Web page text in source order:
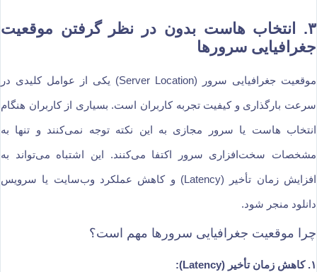
۳.
انتخاب هاست بدون در نظر گرفتن موقعیت
جغرافیایی سرورها
موقعیت جغرافیایی سرور (Server Location) یکی از عوامل کلیدی در
سرعت بارگذاری و کیفیت تجربه کاربران است. بسیاری از کاربران هنگام
انتخاب هاست یا سرور مجازی به این نکته توجه نمی‌کنند و تنها به
مشخصات سخت‌افزاری سرور اکتفا می‌کنند. این اشتباه می‌تواند به
افزایش زمان تأخیر (Latency) و کاهش عملکرد وب‌سایت یا سرویس
دانلود منجر شود.
چرا موقعیت جغرافیایی سرورها مهم است؟
۱. کاهش زمان تأخیر (Latency):